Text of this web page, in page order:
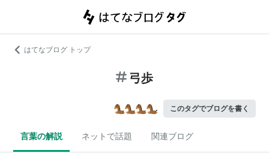
はてなブログ トップ
弓歩
このタグでブログを書く
言葉の解説 ネットで話題 関連ブログ